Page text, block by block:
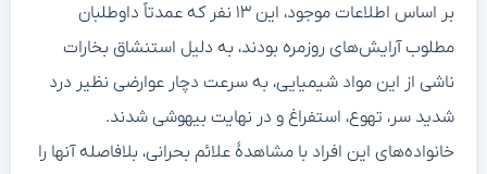
بر اساس اطلاعات موجود، این ۱۳ نفر که عمدتاً داوطلبان
مطلوب آرایش‌های روزمره بودند، به دلیل استنشاق بخارات
ناشی از این مواد شیمیایی، به سرعت دچار عوارضی نظیر درد
شدید سر، تهوع، استفراغ و در نهایت بیهوشی شدند.
خانواده‌های این افراد با مشاهدهٔ علائم بحرانی، بلافاصله آنها را